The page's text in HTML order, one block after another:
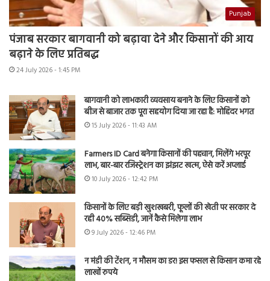
Punjab
पंजाब सरकार बागवानी को बढ़ावा देने और किसानों की आय
बढ़ाने के लिए प्रतिबद्ध
24 July 2026 - 1:45 PM
बागवानी को लाभकारी व्यवसाय बनाने के लिए किसानों को
बीज से बाजार तक पूरा सहयोग दिया जा रहा है: मोहिंदर भगत
15 July 2026 - 11:43 AM
Farmers ID Card बनेगा किसानों की पहचान, मिलेंगे भरपूर
लाभ, बार-बार रजिस्ट्रेशन का झंझट खत्म, ऐसे करें अप्लाई
10 July 2026 - 12:42 PM
किसानों के लिए बड़ी खुशखबरी, फूलों की खेती पर सरकार दे
रही 40% सब्सिडी, जानें कैसे मिलेगा लाभ
9 July 2026 - 12:46 PM
न मंडी की टेंशन, न मौसम का डर! इस फसल से किसान कमा रहे
लाखों रुपये